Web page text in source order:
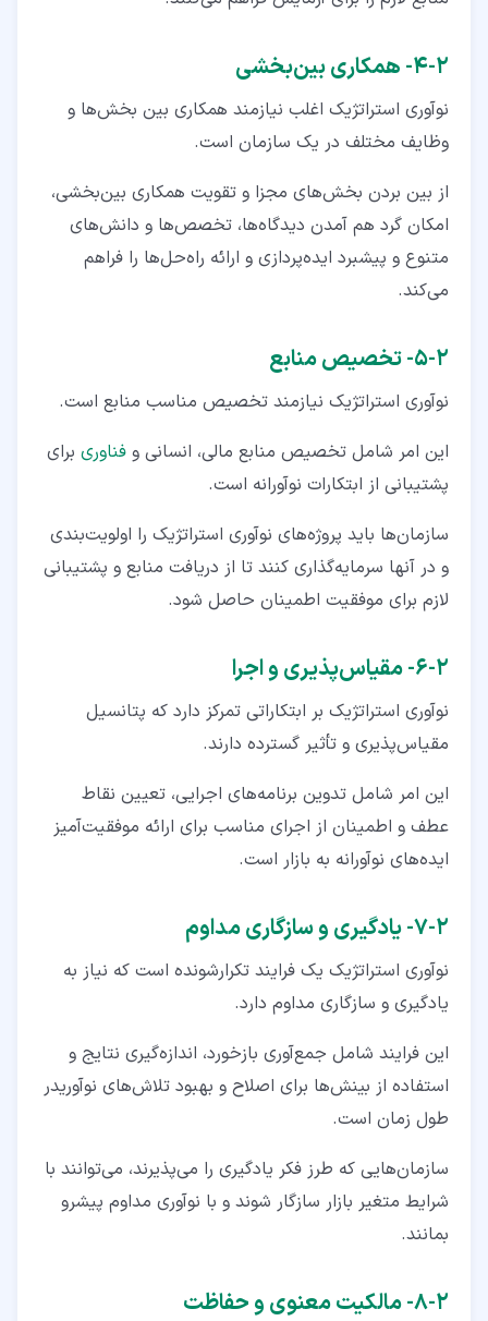
۲‏-‏۴‏- همکاری بین‌بخشی
نوآوری استراتژیک اغلب نیازمند همکاری بین بخش‌ها و
وظایف مختلف در یک سازمان است.
از بین‌ بردن بخش‌های مجزا و تقویت همکاری بین‌بخشی،
امکان گرد هم آمدن دیدگاه‌ها، تخصص‌ها و دانش‌های
متنوع و پیشبرد ایده‌پردازی و ارائه راه‌حل‌ها را فراهم
می‌کند.
۲‏-‏۵‏- تخصیص منابع
نوآوری استراتژیک نیازمند تخصیص مناسب منابع است.
این امر شامل تخصیص منابع مالی، انسانی و فناوری برای
پشتیبانی از ابتکارات نوآورانه است.
سازمان‌ها باید پروژه‌های نوآوری استراتژیک را اولویت‌بندی
و در آنها سرمایه‌گذاری کنند تا از دریافت منابع و پشتیبانی
لازم برای موفقیت اطمینان حاصل شود.
۲‏-‏۶‏- مقیاس‌پذیری و اجرا
نوآوری استراتژیک بر ابتکاراتی تمرکز دارد که پتانسیل
مقیاس‌پذیری و تأثیر گسترده دارند.
این امر شامل تدوین برنامه‌های اجرایی، تعیین نقاط
عطف و اطمینان از اجرای مناسب برای ارائه موفقیت‌آمیز
ایده‌های نوآورانه به بازار است.
۲‏-‏۷‏- یادگیری و سازگاری مداوم
نوآوری استراتژیک یک فرایند تکرارشونده است که نیاز به
یادگیری و سازگاری مداوم دارد.
این فرایند شامل جمع‌آوری بازخورد، اندازه‌گیری نتایج و
استفاده از بینش‌ها برای اصلاح و بهبود تلاش‌های نوآوریدر
طول زمان است.
سازمان‌هایی که طرز فکر یادگیری را می‌پذیرند، می‌توانند با
شرایط متغیر بازار سازگار شوند و با نوآوری مداوم پیشرو
بمانند.
۲‏-‏۸‏- مالکیت معنوی و حفاظت